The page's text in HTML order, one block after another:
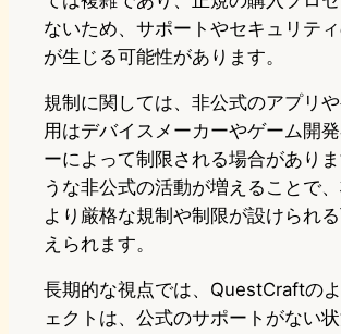
ないため、サポートやセキュリテ
が生じる可能性があります。
規制に関しては、非公式のアプリ
用はデバイスメーカーやゲーム開
ーによって制限される場合があり
うな非公式の活動が増えることで
より厳格な規制や制限が設けられ
えられます。
長期的な視点では、QuestCraftの
ェクトは、公式のサポートがない